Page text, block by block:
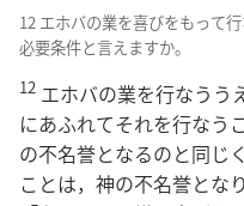
12 エホバの業を喜びをもって
必要条件と言えますか。
12 エホバの業を行なうう
にあふれてそれを行なう
の不名誉となるのと同じ
ことは，神の不名誉とな